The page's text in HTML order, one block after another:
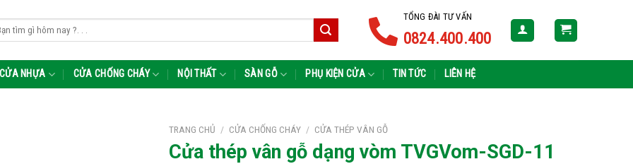
TỔNG ĐÀI TƯ VẤN
0824.400.400
CỬA NHỰA CỬA CHỐNG CHÁY NỘI THẤT SÀN GỖ PHỤ KIỆN CỬA TIN TỨC LIÊN HỆ
TRANG CHỦ / CỬA CHỐNG CHÁY / CỬA THÉP VÂN GỖ
Cửa thép vân gỗ dạng vòm TVGVom-SGD-11